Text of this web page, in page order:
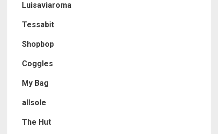
Luisaviaroma
Tessabit
Shopbop
Coggles
My Bag
allsole
The Hut